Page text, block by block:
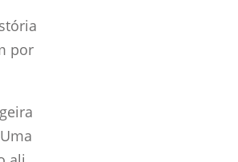
por